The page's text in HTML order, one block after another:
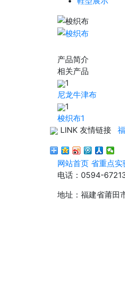
产品简介
相关产品
1
尼龙牛津布
1
梭织布1
LINK 友情链接
网站首页 省重点实
电话：0594-
地址：福建省莆田